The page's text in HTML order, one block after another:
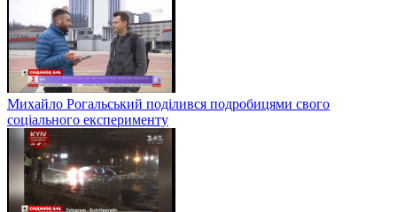
Михайло Рогальський поділився подробицями свого
соціального експерименту